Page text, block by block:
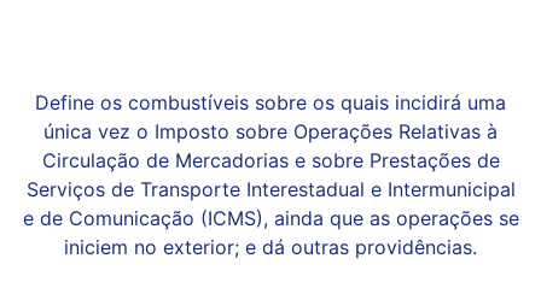
Define os combustíveis sobre os quais incidirá uma
única vez o Imposto sobre Operações Relativas à
Circulação de Mercadorias e sobre Prestações de
Serviços de Transporte Interestadual e Intermunicipal
e de Comunicação (ICMS), ainda que as operações se
iniciem no exterior; e dá outras providências.